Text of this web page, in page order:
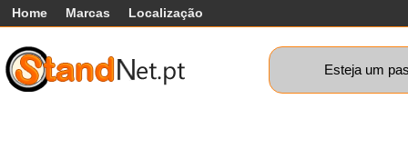
Home Marcas Localização
Esteja um